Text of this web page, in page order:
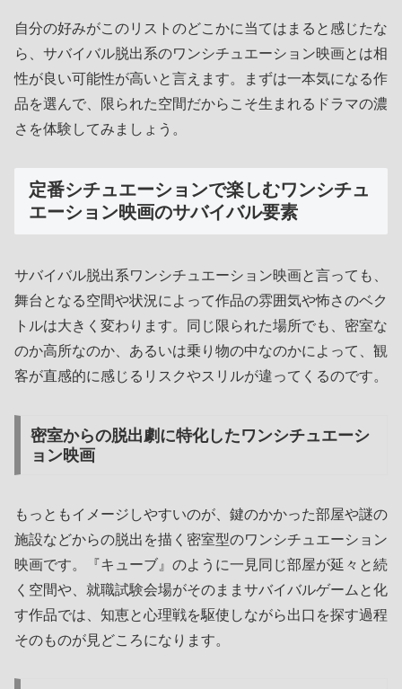
自分の好みがこのリストのどこかに当てはまると感じたな
ら、サバイバル脱出系のワンシチュエーション映画とは相
性が良い可能性が高いと言えます。まずは一本気になる作
品を選んで、限られた空間だからこそ生まれるドラマの濃
さを体験してみましょう。
定番シチュエーションで楽しむワンシチュ
エーション映画のサバイバル要素
サバイバル脱出系ワンシチュエーション映画と言っても、
舞台となる空間や状況によって作品の雰囲気や怖さのベク
トルは大きく変わります。同じ限られた場所でも、密室な
のか高所なのか、あるいは乗り物の中なのかによって、観
客が直感的に感じるリスクやスリルが違ってくるのです。
密室からの脱出劇に特化したワンシチュエーシ
ョン映画
もっともイメージしやすいのが、鍵のかかった部屋や謎の
施設などからの脱出を描く密室型のワンシチュエーション
映画です。『キューブ』のように一見同じ部屋が延々と続
く空間や、就職試験会場がそのままサバイバルゲームと化
す作品では、知恵と心理戦を駆使しながら出口を探す過程
そのものが見どころになります。